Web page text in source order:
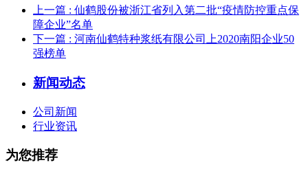
上一篇 : 仙鹤股份被浙江省列入第二批“疫情防控重点保
障企业”名单
下一篇 : 河南仙鹤特种浆纸有限公司上2020南阳企业50
强榜单
新闻动态
公司新闻
行业资讯
为您推荐